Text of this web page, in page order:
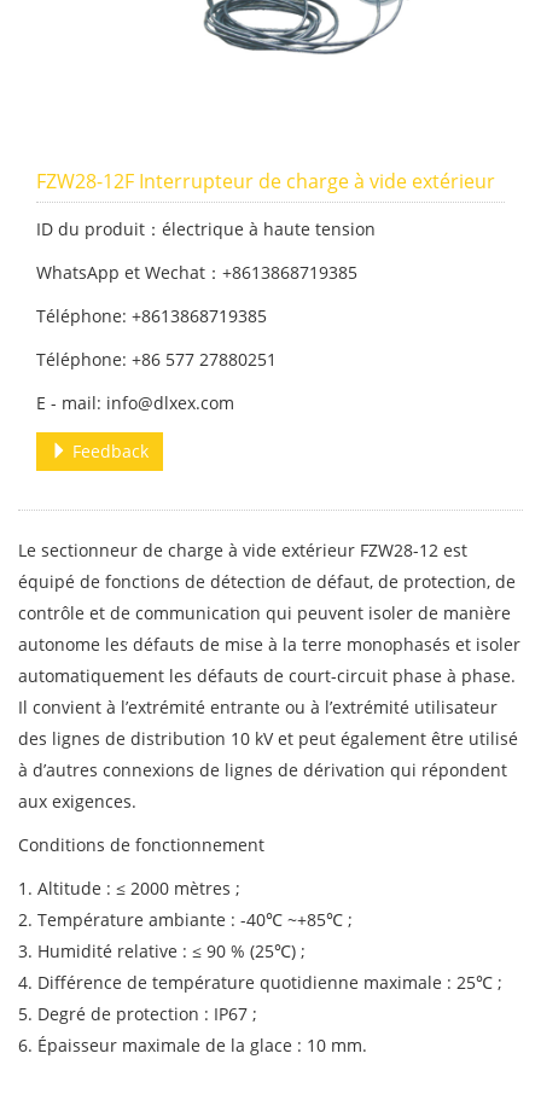
FZW28-12F Interrupteur de charge à vide extérieur
ID du produit：électrique à haute tension
WhatsApp et Wechat：+8613868719385
Téléphone: +8613868719385
Téléphone: +86 577 27880251
E - mail: info@dlxex.com
Feedback
Le sectionneur de charge à vide extérieur FZW28-12 est
équipé de fonctions de détection de défaut, de protection, de
contrôle et de communication qui peuvent isoler de manière
autonome les défauts de mise à la terre monophasés et isoler
automatiquement les défauts de court-circuit phase à phase.
Il convient à l’extrémité entrante ou à l’extrémité utilisateur
des lignes de distribution 10 kV et peut également être utilisé
à d’autres connexions de lignes de dérivation qui répondent
aux exigences.
Conditions de fonctionnement
1. Altitude : ≤ 2000 mètres ;
2. Température ambiante : -40℃ ~+85℃ ;
3. Humidité relative : ≤ 90 % (25℃) ;
4. Différence de température quotidienne maximale : 25℃ ;
5. Degré de protection : IP67 ;
6. Épaisseur maximale de la glace : 10 mm.